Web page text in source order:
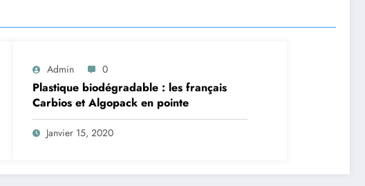
Admin 0
Plastique biodégradable : les français
Carbios et Algopack en pointe
Janvier 15, 2020